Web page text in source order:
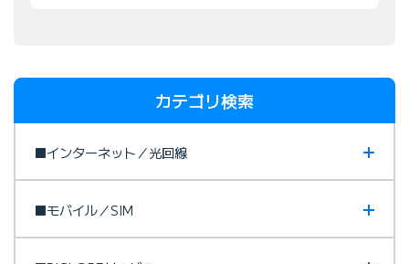
カテゴリ検索
■インターネット／光回線
■モバイル／SIM